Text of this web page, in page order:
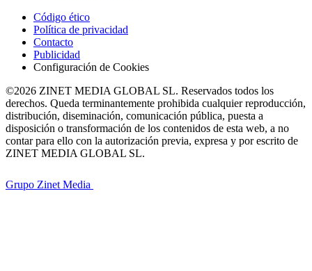
Código ético
Política de privacidad
Contacto
Publicidad
Configuración de Cookies
©2026 ZINET MEDIA GLOBAL SL. Reservados todos los
derechos. Queda terminantemente prohibida cualquier reproducción,
distribución, diseminación, comunicación pública, puesta a
disposición o transformación de los contenidos de esta web, a no
contar para ello con la autorización previa, expresa y por escrito de
ZINET MEDIA GLOBAL SL.
Grupo Zinet Media